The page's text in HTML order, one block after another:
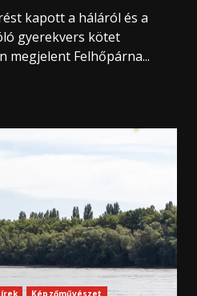
kapott a háláról és a
gyerekvers kötet
megjelent Felhőpárna...
Képzőművészet